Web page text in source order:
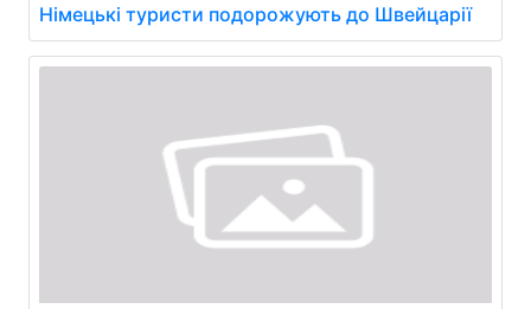
Німецькі туристи подорожують до Швейцарії